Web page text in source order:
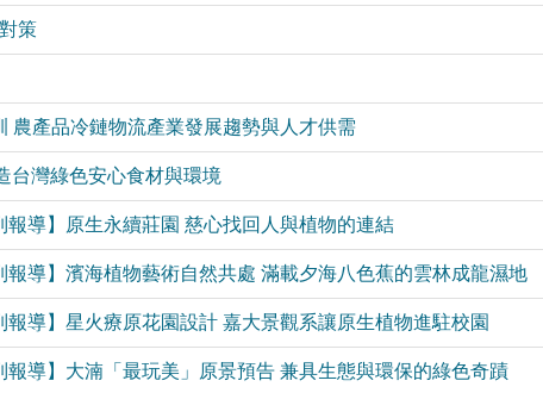
策
農產品冷鏈物流產業發展趨勢與人才供需
台灣綠色安心食材與環境
報導】原生永續莊園 慈心找回人與植物的連結
報導】濱海植物藝術自然共處 滿載夕海八色蕉的雲林成龍濕地
報導】星火療原花園設計 嘉大景觀系讓原生植物進駐校園
報導】大湳「最玩美」原景預告 兼具生態與環保的綠色奇蹟